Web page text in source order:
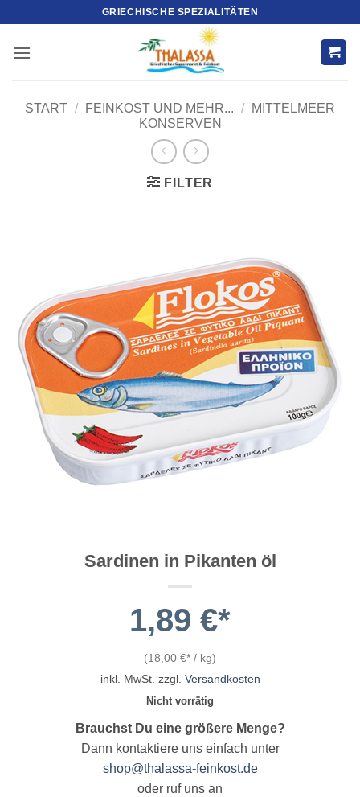
springen
GRIECHISCHE SPEZIALITÄTEN
START / FEINKOST UND MEHR... /
MITTELMEER
KONSERVEN
FILTER
Sardinen in Pikanten öl
1,89 €
(18,00 € / kg)
inkl. MwSt. zzgl. Versandkosten
Nicht vorrätig
Brauchst Du eine größere Menge?
Dann kontaktiere uns einfach unter
shop@thalassa-feinkost.de
oder ruf uns an